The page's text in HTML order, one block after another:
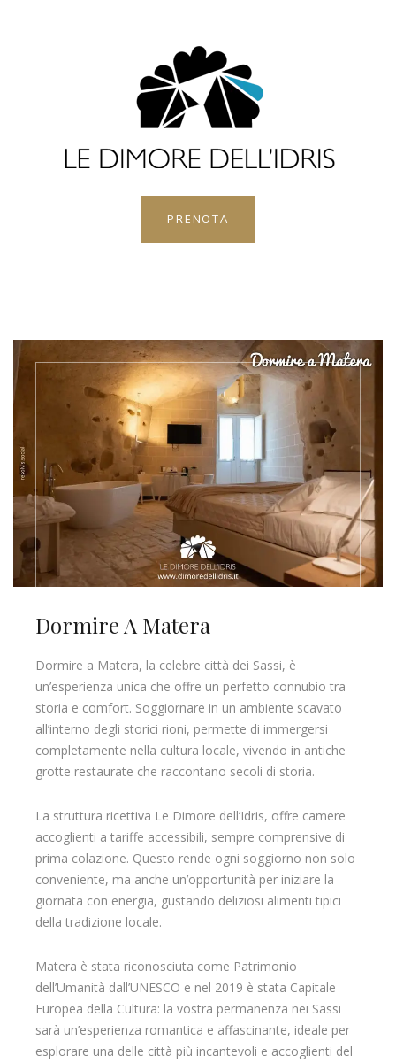
PRENOTA
Dormire A Matera
Dormire a Matera, la celebre città dei Sassi, è
un’esperienza unica che offre un perfetto connubio tra
storia e comfort. Soggiornare in un ambiente scavato
all’interno degli storici rioni, permette di immergersi
completamente nella cultura locale, vivendo in antiche
grotte restaurate che raccontano secoli di storia.
La struttura ricettiva Le Dimore dell’Idris, offre camere
accoglienti a tariffe accessibili, sempre comprensive di
prima colazione. Questo rende ogni soggiorno non solo
conveniente, ma anche un’opportunità per iniziare la
giornata con energia, gustando deliziosi alimenti tipici
della tradizione locale.
Matera è stata riconosciuta come Patrimonio
dell’Umanità dall’UNESCO e nel 2019 è stata Capitale
Europea della Cultura: la vostra permanenza nei Sassi
sarà un’esperienza romantica e affascinante, ideale per
esplorare una delle città più incantevoli e accoglienti del